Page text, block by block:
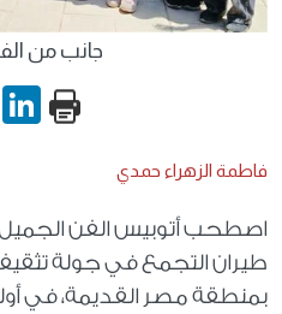
جانب من
فاطمة الزهراء حمدي
اصطحب أتوبيس الفن الجميل
طيران التجمع في جولة
بمنطقة مصر القديمة، في